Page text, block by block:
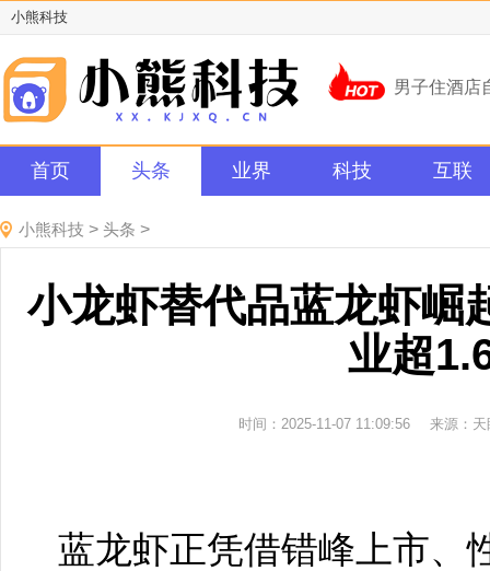
小熊科技
男子住酒店
第六届广
男子住酒
新两江，新
首页 头条 业界 科技 互联
小熊科技 > 头条 >
小龙虾替代品蓝龙虾崛
业超
时间：2025-11-07 11:09:56 来源：天
蓝龙虾正凭借错峰上市、